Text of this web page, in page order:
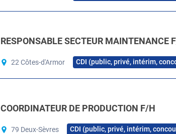
RESPONSABLE SECTEUR MAINTENANCE
22 Côtes-d'Armor CDI (public, privé, intérim,
COORDINATEUR DE PRODUCTION F/H
79 Deux-Sèvres CDI (public, privé, intérim,